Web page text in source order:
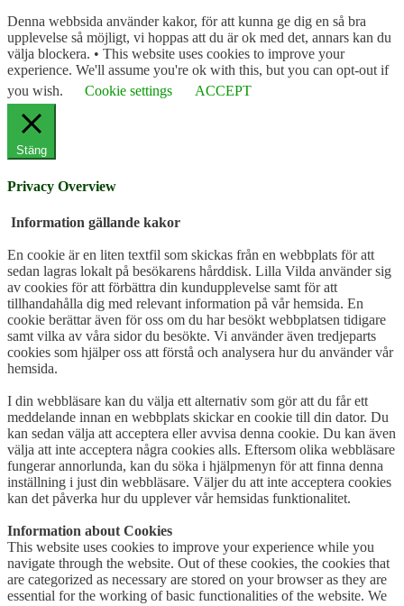
Denna webbsida använder kakor, för att kunna ge dig en så bra
upplevelse så möjligt, vi hoppas att du är ok med det, annars kan du
välja blockera. • This website uses cookies to improve your
experience. We'll assume you're ok with this, but you can opt-out if
you wish.
Cookie settings ACCEPT
Stäng
Privacy Overview
Information gällande kakor
En cookie är en liten textfil som skickas från en webbplats för att
sedan lagras lokalt på besökarens hårddisk. Lilla Vilda använder sig
av cookies för att förbättra din kundupplevelse samt för att
tillhandahålla dig med relevant information på vår hemsida. En
cookie berättar även för oss om du har besökt webbplatsen tidigare
samt vilka av våra sidor du besökte. Vi använder även tredjeparts
cookies som hjälper oss att förstå och analysera hur du använder vår
hemsida.
I din webbläsare kan du välja ett alternativ som gör att du får ett
meddelande innan en webbplats skickar en cookie till din dator. Du
kan sedan välja att acceptera eller avvisa denna cookie. Du kan även
välja att inte acceptera några cookies alls. Eftersom olika webbläsare
fungerar annorlunda, kan du söka i hjälpmenyn för att finna denna
inställning i just din webbläsare. Väljer du att inte acceptera cookies
kan det påverka hur du upplever vår hemsidas funktionalitet.
Information about Cookies
This website uses cookies to improve your experience while you
navigate through the website. Out of these cookies, the cookies that
are categorized as necessary are stored on your browser as they are
essential for the working of basic functionalities of the website. We